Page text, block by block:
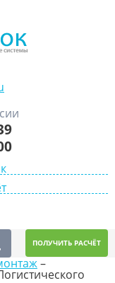
ПОЛУЧИТЬ РАСЧЁТ
–